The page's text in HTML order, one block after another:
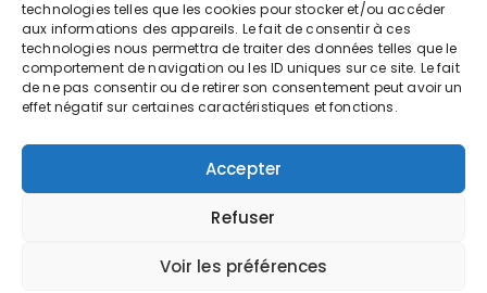
technologies telles que les cookies pour stocker et/ou accéder
aux informations des appareils. Le fait de consentir à ces
technologies nous permettra de traiter des données telles que le
comportement de navigation ou les ID uniques sur ce site. Le fait
de ne pas consentir ou de retirer son consentement peut avoir un
effet négatif sur certaines caractéristiques et fonctions.
Accepter
Refuser
Voir les préférences
Trouvez votre cabinet
GO